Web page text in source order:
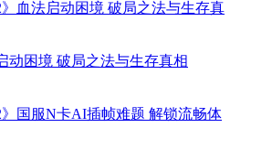
动困境 破局之法与生存真相